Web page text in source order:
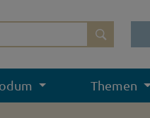
Themen